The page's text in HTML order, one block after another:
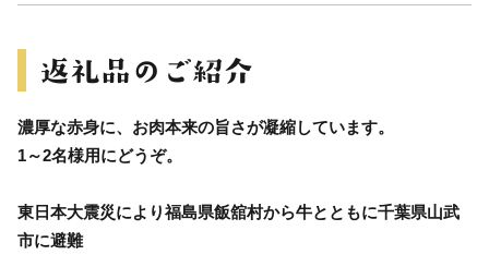
濃厚な赤身に、お肉本来の旨さが凝縮しています。
1～2名様用にどうぞ。
東日本大震災により福島県飯舘村から牛とともに千葉県山武
市に避難